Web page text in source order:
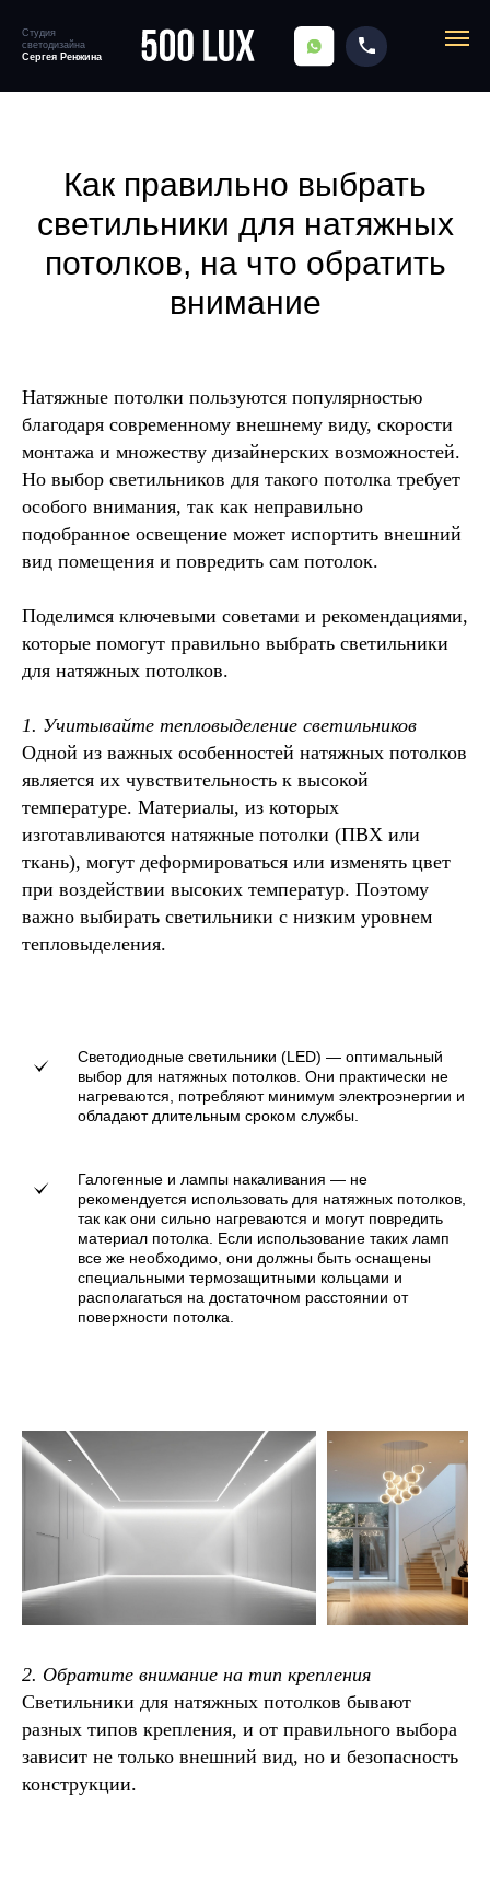
SITENAME
Студия
светодизайна
Сергея Ренжина
Как правильно выбрать
светильники для натяжных
потолков, на что обратить
внимание
Натяжные потолки пользуются популярностью
благодаря современному внешнему виду, скорости
монтажа и множеству дизайнерских возможностей.
Но выбор светильников для такого потолка требует
особого внимания, так как неправильно
подобранное освещение может испортить внешний
вид помещения и повредить сам потолок.
Поделимся ключевыми советами и рекомендациями,
которые помогут правильно выбрать светильники
для натяжных потолков.
1. Учитывайте тепловыделение светильников
Одной из важных особенностей натяжных потолков
является их чувствительность к высокой
температуре. Материалы, из которых
изготавливаются натяжные потолки (ПВХ или
ткань), могут деформироваться или изменять цвет
при воздействии высоких температур. Поэтому
важно выбирать светильники с низким уровнем
тепловыделения.
Светодиодные светильники (LED) — оптимальный
выбор для натяжных потолков. Они практически не
нагреваются, потребляют минимум электроэнергии и
обладают длительным сроком службы.
Галогенные и лампы накаливания — не
рекомендуется использовать для натяжных потолков,
так как они сильно нагреваются и могут повредить
материал потолка. Если использование таких ламп
все же необходимо, они должны быть оснащены
специальными термозащитными кольцами и
располагаться на достаточном расстоянии от
поверхности потолка.
2. Обратите внимание на тип крепления
Светильники для натяжных потолков бывают
разных типов крепления, и от правильного выбора
зависит не только внешний вид, но и безопасность
конструкции.